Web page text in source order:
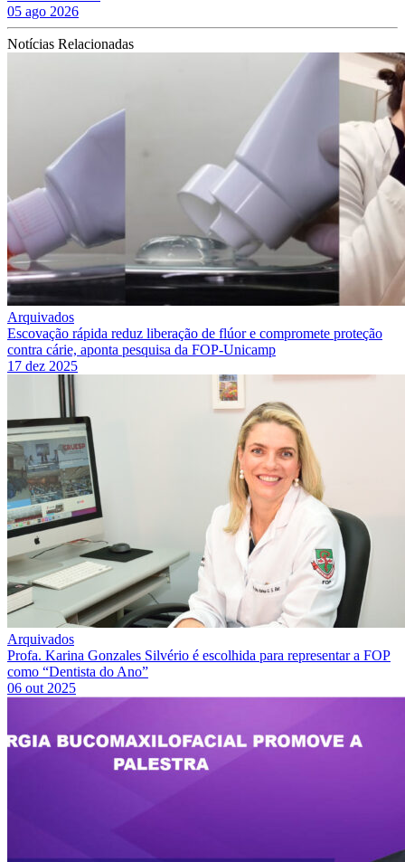
05 ago 2026
Notícias Relacionadas
Arquivados
Escovação rápida reduz liberação de flúor e compromete proteção
contra cárie, aponta pesquisa da FOP-Unicamp
17 dez 2025
Arquivados
Profa. Karina Gonzales Silvério é escolhida para representar a FOP
como “Dentista do Ano”
06 out 2025